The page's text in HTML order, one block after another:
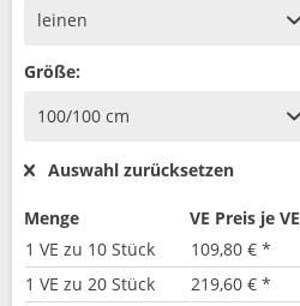
Größe:
Auswahl zurücksetzen
Menge VE Preis je VE
1 VE zu 10 Stück
109,80 € *
1 VE zu 20 Stück
219,60 € *